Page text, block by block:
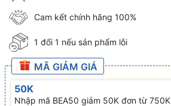
Cam kết chính hãng 100%
1 đổi 1 nếu sản phẩm lỗi
MÃ GIẢM GIÁ
50K
Nhập mã BEA50 giảm 50K đơn từ 750K